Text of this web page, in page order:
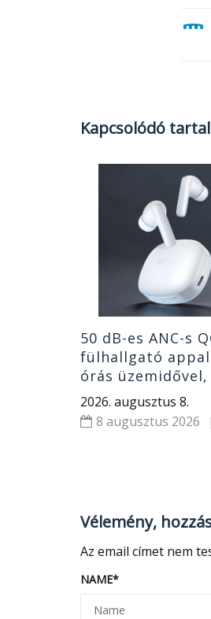
Kapcsolódó
50 dB-es ANC-s
fülhallgató appal
órás üzemidővel,
Ft-ért
2026. augusztus 8.
8 augusztus 2026
|
Vélemény,
Az email címet nem
NAME*